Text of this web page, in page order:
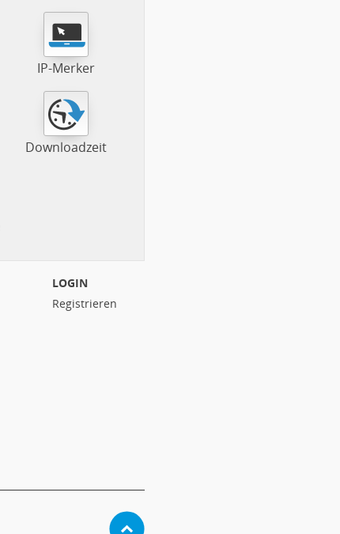
IP-Merker
Downloadzeit
LOGIN
Registrieren